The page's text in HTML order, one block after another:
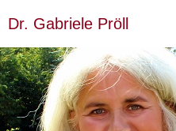
Dr. Gabriele Pröll